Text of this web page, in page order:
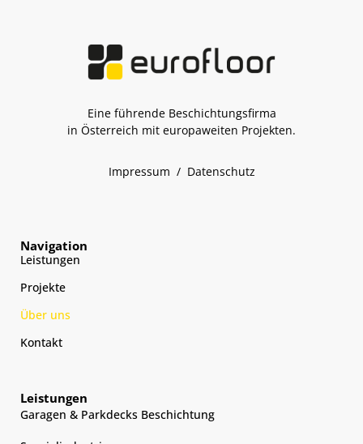
Eine führende Beschichtungsfirma
in Österreich mit europaweiten Projekten.
Impressum / Datenschutz
Navigation
Leistungen
Projekte
Über uns
Kontakt
Leistungen
Garagen & Parkdecks Beschichtung